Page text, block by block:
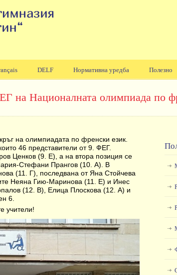
DELF Нормативна уредба Полезно
на Националната олимпиада по
на олимпиадата по френски език.
46 представители от 9. ФЕГ.
Ценков (9. Е), а на втора позиция се
Стефани Прангов (10. А). В
(11. Г), последвана от Яна Стойчева
Неяна Гию-Маринова (11. Е) и Инес
(12. В), Елица Плоскова (12. А) и
6.
учители!